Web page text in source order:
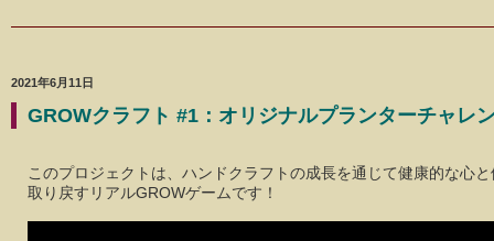
2021年6月11日
GROWクラフト #1：オリジナルプランターチャレ
このプロジェクトは、ハンドクラフトの成長を通じて健康的な心
取り戻すリアルGROWゲームです！